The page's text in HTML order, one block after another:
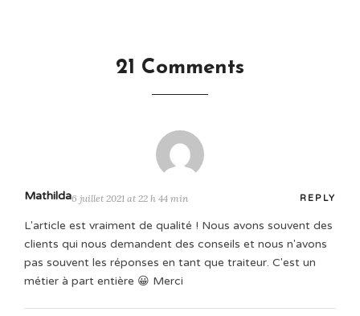
21 Comments
Mathilda6 juillet 2021 at 22 h 44 min REPLY
L'article est vraiment de qualité ! Nous avons souvent des
clients qui nous demandent des conseils et nous n'avons
pas souvent les réponses en tant que traiteur. C'est un
métier à part entière 😀 Merci